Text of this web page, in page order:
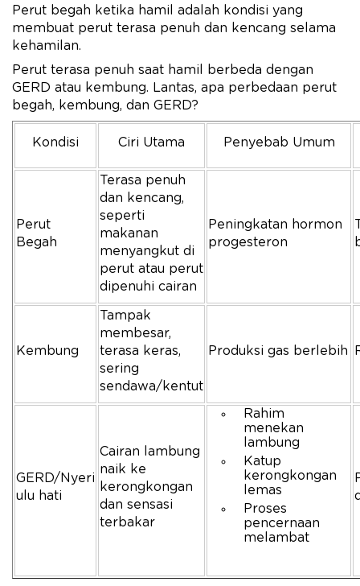
Perut begah ketika hamil adalah kondisi yang
membuat perut terasa penuh dan kencang selama
kehamilan.
Perut terasa penuh saat hamil berbeda dengan
GERD atau kembung. Lantas, apa perbedaan perut
begah, kembung, dan GERD?
Kondisi Ciri Utama Penyebab Umum
Perut
Begah
Terasa penuh
dan kencang,
seperti
makanan
menyangkut di
perut atau perut
dipenuhi cairan
Peningkatan hormon
progesteron
Kembung
Tampak
membesar,
terasa keras,
sering
sendawa/kentut
Produksi gas berlebih
GERD/Nyeri
ulu hati
Cairan lambung
naik ke
kerongkongan
dan sensasi
terbakar
Rahim
menekan
lambung
Katup
kerongkongan
lemas
Proses
pencernaan
melambat